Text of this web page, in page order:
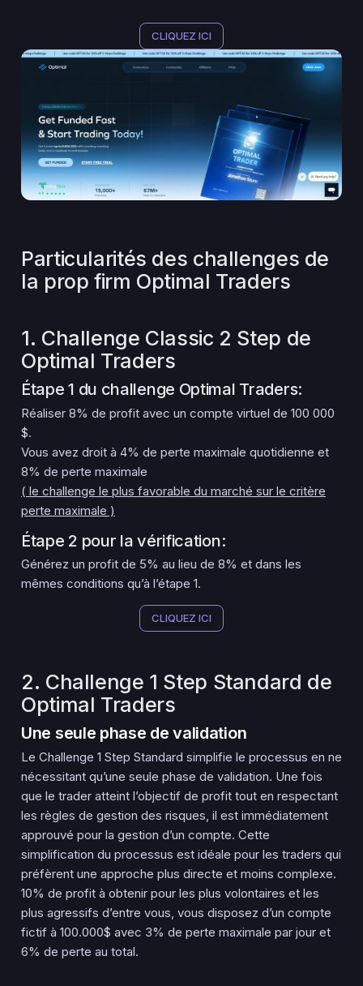
CLIQUEZ ICI
Particularités des challenges de
la prop firm Optimal Traders
1. Challenge Classic 2 Step de
Optimal Traders
Étape 1 du challenge Optimal Traders:
Réaliser 8% de profit avec un compte virtuel de 100 000
$.
Vous avez droit à 4% de perte maximale quotidienne et
8% de perte maximale
( le challenge le plus favorable du marché sur le critère
perte maximale )
Étape 2 pour la vérification:
Générez un profit de 5% au lieu de 8% et dans les
mêmes conditions qu’à l’étape 1.
CLIQUEZ ICI
2. Challenge 1 Step Standard de
Optimal Traders
Une seule phase de validation
Le Challenge 1 Step Standard simplifie le processus en ne
nécessitant qu’une seule phase de validation. Une fois
que le trader atteint l’objectif de profit tout en respectant
les règles de gestion des risques, il est immédiatement
approuvé pour la gestion d’un compte. Cette
simplification du processus est idéale pour les traders qui
préfèrent une approche plus directe et moins complexe.
10% de profit à obtenir pour les plus volontaires et les
plus agressifs d’entre vous, vous disposez d’un compte
fictif à 100.000$ avec 3% de perte maximale par jour et
6% de perte au total.